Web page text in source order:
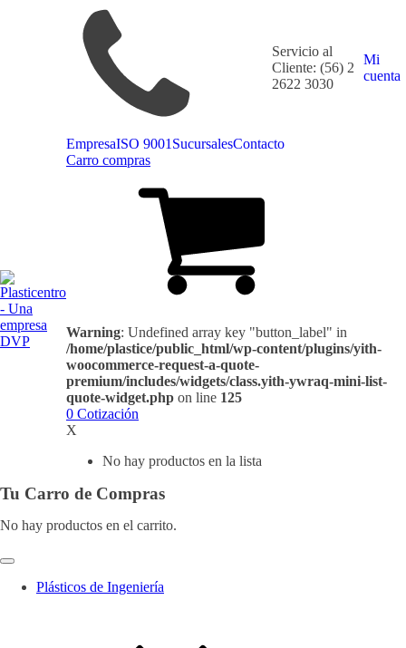
Servicio al
Cliente: (56) 2
2622 3030
Mi
cuenta
EmpresaISO 9001 SucursalesContacto
Carro compras
Warning: Undefined array key "button_label" in
/home/plastice/public_html/wp-content/plugins/yith-
woocommerce-request-a-quote-
premium/includes/widgets/class.yith-ywraq-mini-list-
quote-widget.php on line 125
0 Cotización
X
No hay productos en la lista
Tu Carro de Compras
No hay productos en el carrito.
Plásticos de Ingeniería